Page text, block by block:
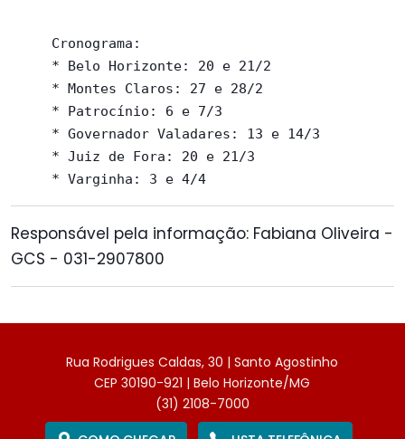
     Cronograma:
     * Belo Horizonte: 20 e 21/2
     * Montes Claros: 27 e 28/2
     * Patrocínio: 6 e 7/3
     * Governador Valadares: 13 e 14/3
     * Juiz de Fora: 20 e 21/3
Responsável pela informação: Fabiana Oliveira -
GCS - 031-2907800
Rua Rodrigues Caldas, 30 | Santo Agostinho
CEP 30190-921 | Belo Horizonte/MG
(31) 2108-7000